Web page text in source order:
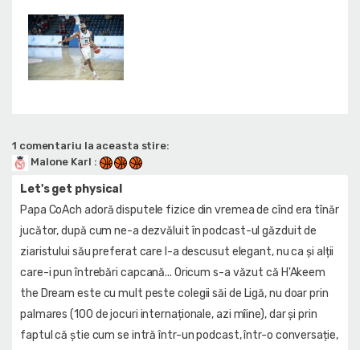
1 comentariu la aceasta stire:
Malone Karl :
Let's get physical
Papa CoAch adoră disputele fizice din vremea de cînd era tînăr
jucător, după cum ne-a dezvăluit în podcast-ul găzduit de
ziaristului său preferat care l-a descusut elegant, nu ca și alții
care-i pun întrebări capcană... Oricum s-a văzut că H'Akeem
the Dream este cu mult peste colegii săi de Ligă, nu doar prin
palmares (100 de jocuri internaționale, azi mîine), dar și prin
faptul că știe cum se intră într-un podcast, într-o conversație,